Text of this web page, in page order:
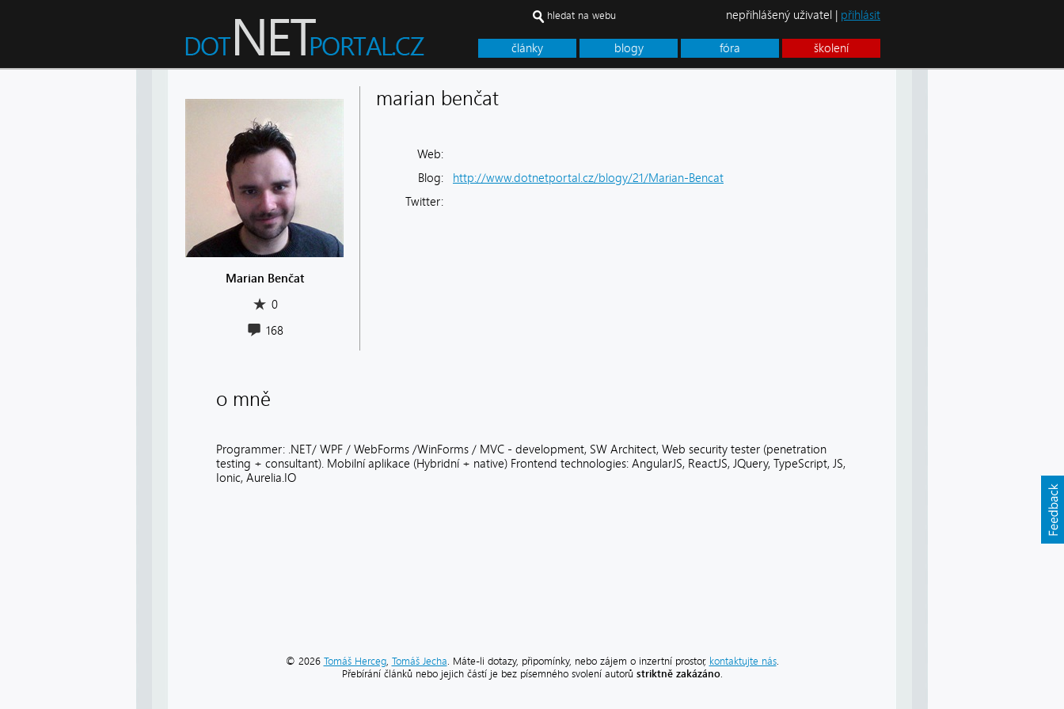
články blogy fóra školení
hledat na webu nepřihlášený uživatel | přihlásit
Marian Benčat
0
168
marian benčat
Web:
Blog:
http://www.dotnetportal.cz/blogy/21/Marian-Bencat
Twitter:
o mně
Programmer: .NET/ WPF / WebForms /WinForms / MVC - development, SW Architect, Web security tester (penetration
testing + consultant). Mobilní aplikace (Hybridní + native) Frontend technologies: AngularJS, ReactJS, JQuery, TypeScript, JS,
Ionic, Aurelia.IO
© 2026 Tomáš Herceg, Tomáš Jecha. Máte-li dotazy, připomínky, nebo zájem o inzertní prostor, kontaktujte nás.
Přebírání článků nebo jejich částí je bez písemného svolení autorů striktně zakázáno.